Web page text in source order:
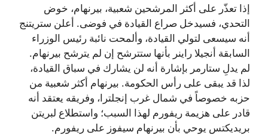
إذا تعذّر على أكثر المرشحين شعبية، بيرنهام، خوض
التحدي، فسيدخل صراع القيادة في فوضى. أعلن ستريتنج
أنه سيسعى لتولي القيادة، وألمحت نائبة رئيس الوزراء
السابقة أنجيلا راينر بأنها ستترشح إن لم يترشح بيرنهام.
لم يدلِ ستارمر بإشارة أنه لن يشارك في سباق القيادة،
لذا قد يبقى على رأس الحكومة. بيرنهام أكثر شعبية من
حزبه خصوصاً في شمال غرب إنجلترا، وفريقه يعتقد أنه
قادر على هزيمة ريفورم لهذا السبب؛ واستطلاع لبريتن
بريديكتس يوحي بأن بيرنهام سيفوز على ريفورم.